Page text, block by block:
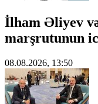
İlham Əliyev
marşrutunun
08.08.2026, 13:50